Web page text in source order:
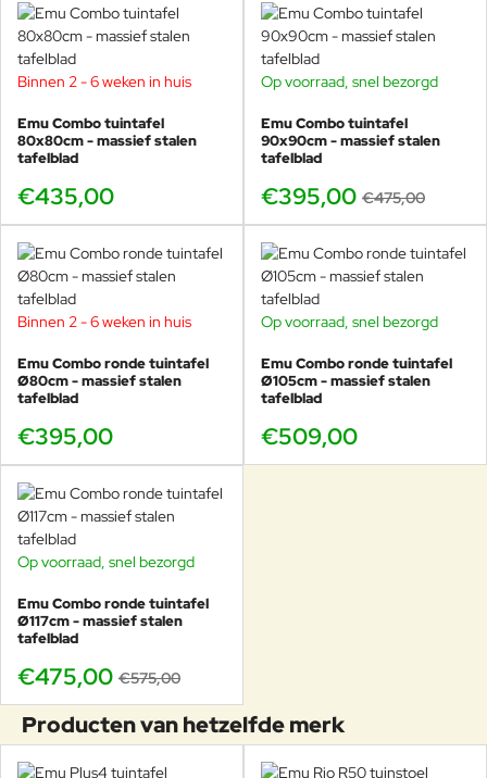
collectie
De Emu Combo tuintafel 80x80 cm maakt deel uit van een
uitgebreide collectie met
12 modellen in 6 afmetingen. Elke
afmeting is leverbaar met een geperforeerd tafelblad met
parasolgat of met een massief stalen tafelblad.
Kom beide varianten vanaf maart 2026 bekijken in onze showroom
of bekijk hieronder alvast op onze website:
Met opengewerkt blad en parasolgat:
60x60cm vierkant
80x80cm vierkant (deze afmeting)
Ø80cm rond
Ø108cm rond
Ø123cm rond
Met massief stalen blad:
60x60cm vierkant
80x80cm vierkant
90x90cm vierkant
Ø80cm rond
Ø117cm rond
Horeca en bedrijven, sterk, praktisch en
representatief
Binnen 2 - 6 weken in huis
Emu Combo tuintafel
80x80cm - massief stalen
tafelblad
€435,00
-17%
Op voorraad, snel bezorgd
Emu Combo tuintafel
90x90cm - massief stalen
tafelblad
€395,00 €475,00
Binnen 2 - 6 weken in huis
Emu Combo ronde tuintafel
Ø80cm - massief stalen
tafelblad
€395,00
Op voorraad, snel bezorgd
Emu Combo ronde tuintafel
Ø105cm - massief stalen
tafelblad
€509,00
-17%
Op voorraad, snel bezorgd
Emu Combo ronde tuintafel
Ø117cm - massief stalen
tafelblad
€475,00 €575,00
Producten van hetzelfde merk